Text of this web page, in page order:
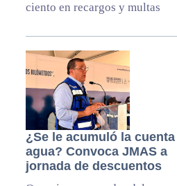
ciento en recargos y multas
¿Se le acumuló la cuenta
agua? Convoca JMAS a
jornada de descuentos